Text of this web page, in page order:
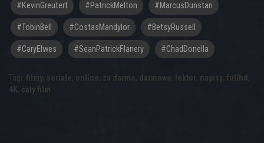
#KevinGreutert #PatrickMelton #MarcusDunstan
#TobinBell #CostasMandylor #BetsyRussell
#CaryElwes #SeanPatrickFlanery #ChadDonella
Tagi: filmy, seriale, online, za darmo, darmowe, lektor, napisy, fullhd ,
4K, cały film